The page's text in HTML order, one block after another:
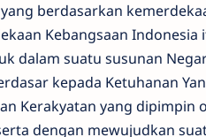
berdasarkan
Kebangsaan
dalam suatu susunan
kepada Ketuhanan
Kerakyatan yang dipimpin
dengan mewujudkan